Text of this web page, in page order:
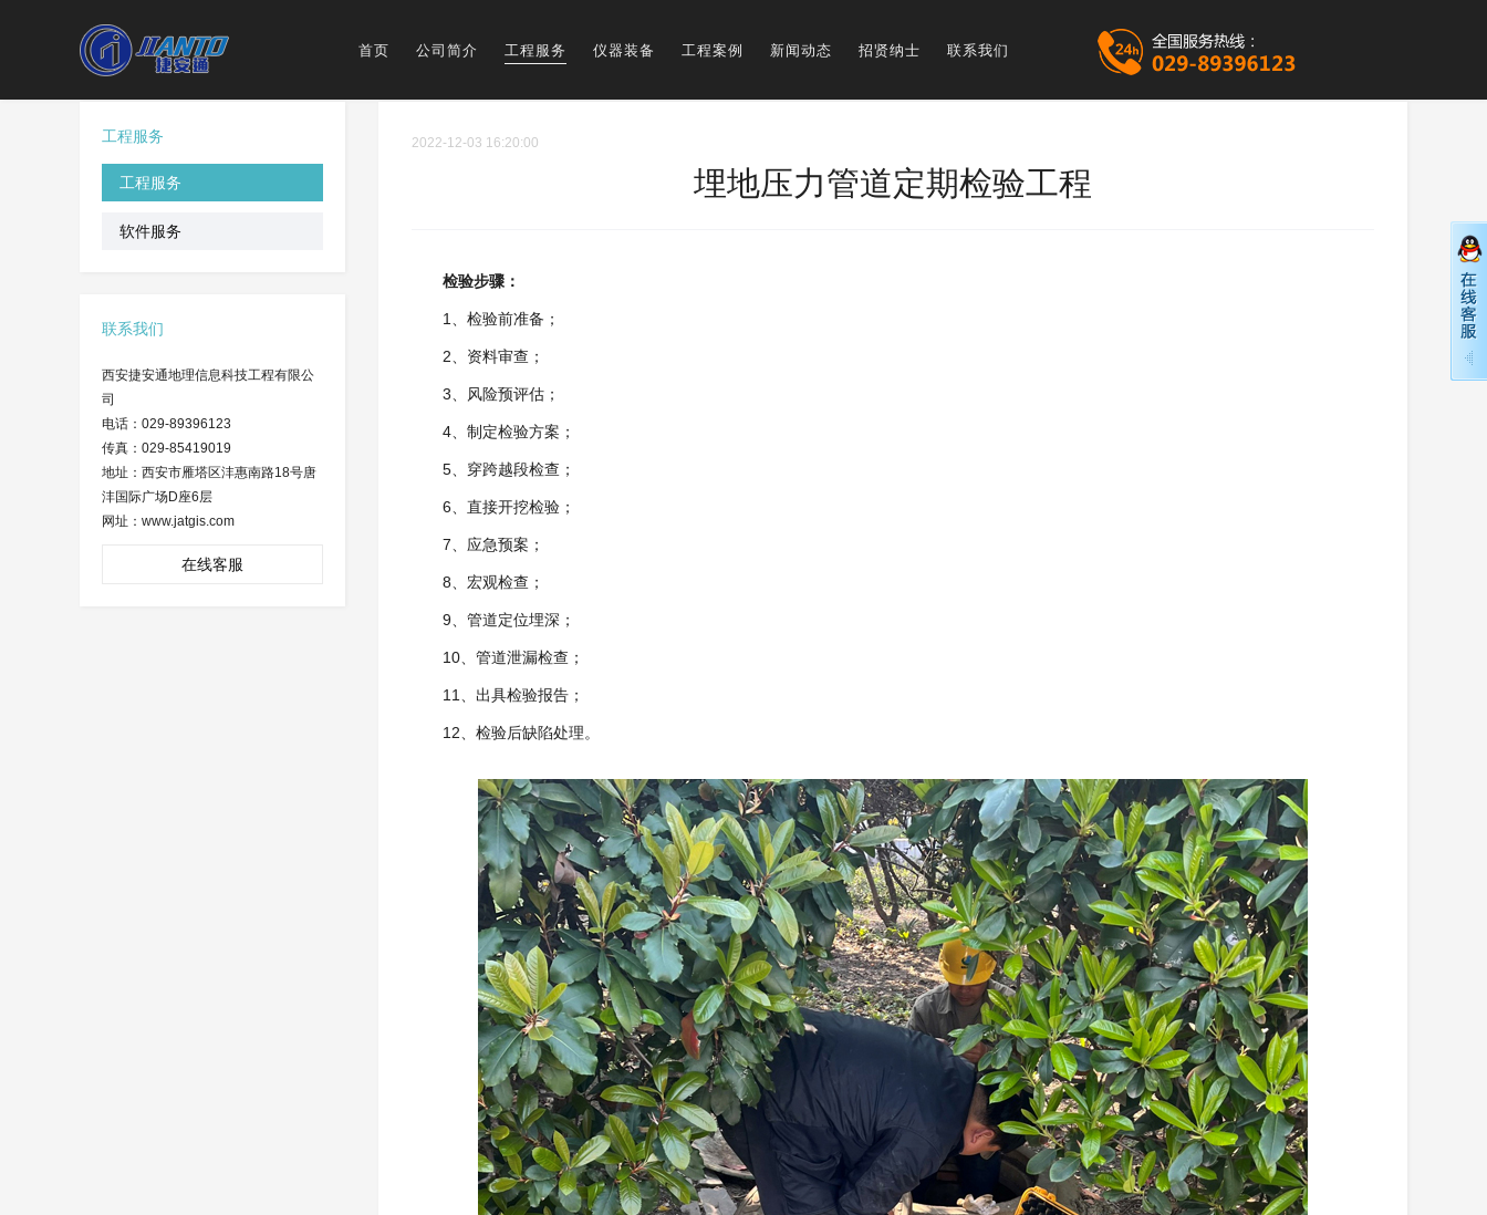
首页 公司简介 工程服务 仪器装备 工程案例 新闻动态 招贤纳士 联系我们
工程服务
工程服务
软件服务
联系我们
西安捷安通地理信息科技工程有限公
司
电话：029-89396123
传真：029-85419019
地址：西安市雁塔区沣惠南路18号唐
沣国际广场D座6层
网址：www.jatgis.com
在线客服
2022-12-03 16:20:00
埋地压力管道定期检验工程
检验步骤：
1、检验前准备；
2、资料审查；
3、风险预评估；
4、制定检验方案；
5、穿跨越段检查；
6、直接开挖检验；
7、应急预案；
8、宏观检查；
9、管道定位埋深；
10、管道泄漏检查；
11、出具检验报告；
12、检验后缺陷处理。